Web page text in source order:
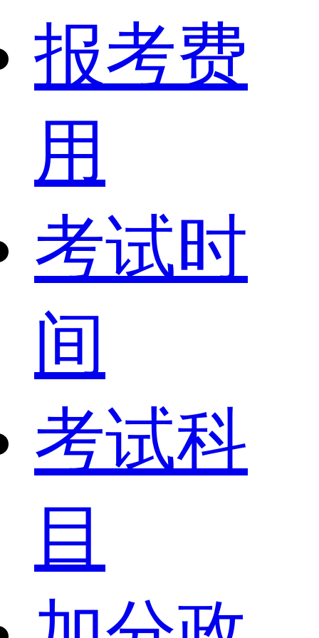
报考费
用
考试时
间
考试科
目